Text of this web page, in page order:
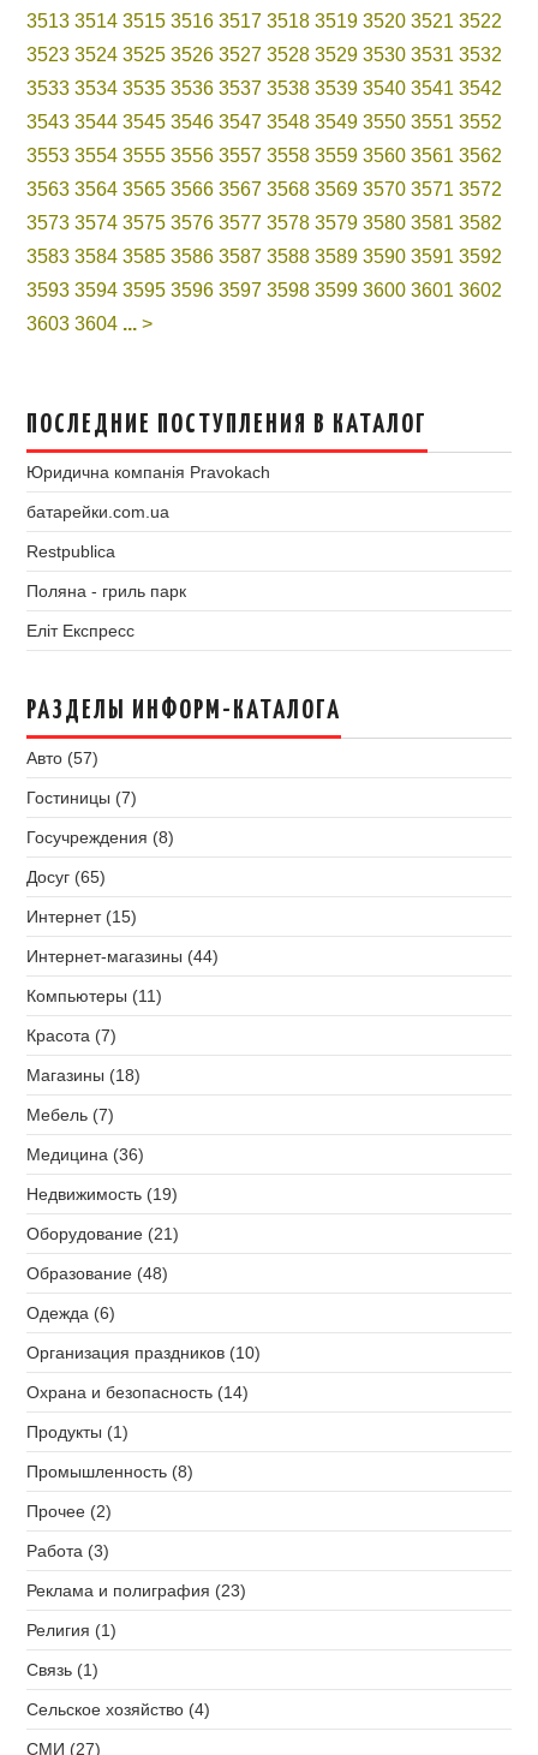
3513 3514 3515 3516 3517 3518 3519 3520 3521 3522
3523 3524 3525 3526 3527 3528 3529 3530 3531 3532
3533 3534 3535 3536 3537 3538 3539 3540 3541 3542
3543 3544 3545 3546 3547 3548 3549 3550 3551 3552
3553 3554 3555 3556 3557 3558 3559 3560 3561 3562
3563 3564 3565 3566 3567 3568 3569 3570 3571 3572
3573 3574 3575 3576 3577 3578 3579 3580 3581 3582
3583 3584 3585 3586 3587 3588 3589 3590 3591 3592
3593 3594 3595 3596 3597 3598 3599 3600 3601 3602
3603 3604 ... >
ПОСЛЕДНИЕ ПОСТУПЛЕНИЯ В КАТАЛОГ
Юридична компанія Pravokach
батарейки.com.ua
Restpublica
Поляна - гриль парк
Еліт Експресс
РАЗДЕЛЫ ИНФОРМ-КАТАЛОГА
Авто (57)
Гостиницы (7)
Госучреждения (8)
Досуг (65)
Интернет (15)
Интернет-магазины (44)
Компьютеры (11)
Красота (7)
Магазины (18)
Мебель (7)
Медицина (36)
Недвижимость (19)
Оборудование (21)
Образование (48)
Одежда (6)
Организация праздников (10)
Охрана и безопасность (14)
Продукты (1)
Промышленность (8)
Прочее (2)
Работа (3)
Реклама и полиграфия (23)
Религия (1)
Связь (1)
Сельское хозяйство (4)
СМИ (27)